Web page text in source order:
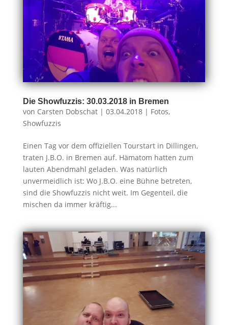
Die Showfuzzis: 30.03.2018 in Bremen
von Carsten Dobschat| 03.04.2018| Fotos,
Showfuzzis
Einen Tag vor dem offiziellen Tourstart in Dillingen,
traten J.B.O. in Bremen auf. Hämatom hatten zum
lauten Abendmahl geladen. Was natürlich
unvermeidlich ist: Wo J.B.O. eine Bühne betreten,
sind die Showfuzzis nicht weit. Im Gegenteil, die
mischen da immer kräftig...